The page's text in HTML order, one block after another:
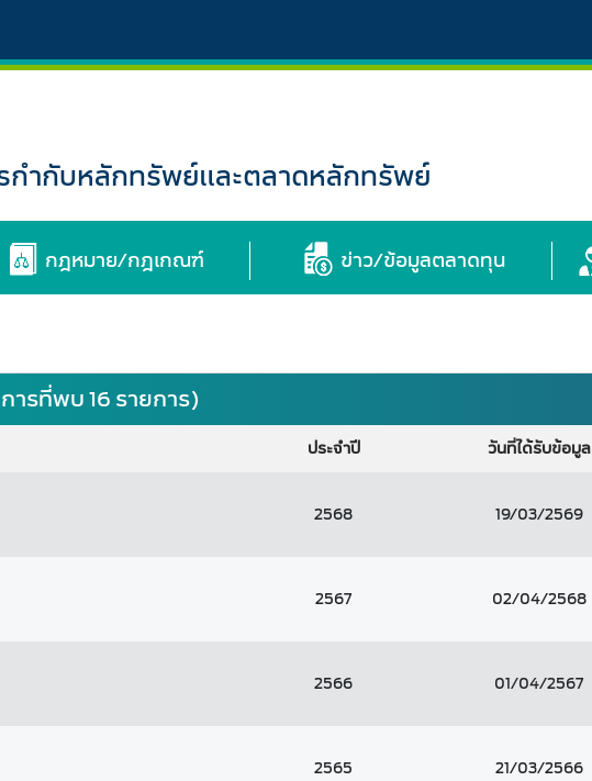
กำกับหลักทรัพย์และตลาดหลักทรัพย์
กฎหมาย/กฎเกณฑ์ ข่าว/ข้อมูลตลาดทุน
ารที่พบ 16 รายการ)
ประจำปี วันที่ได้รับข้อมูล
2568 19/03/2569
2567 02/04/2568
2566 01/04/2567
2565 21/03/2566